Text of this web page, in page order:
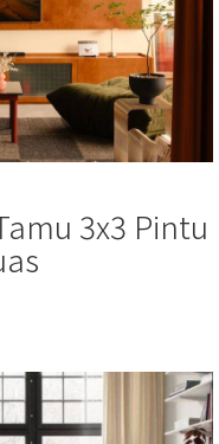
3x3 Pintu